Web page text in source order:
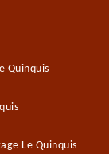
Quinquis
Le Quinquis